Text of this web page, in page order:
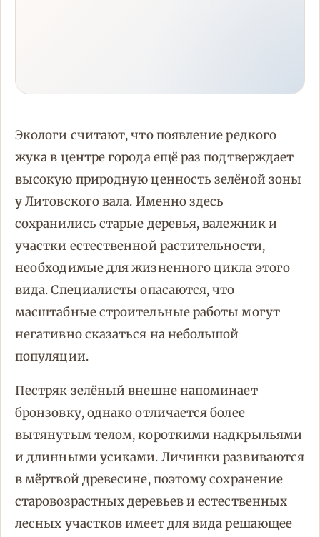
Экологи считают, что появление редкого
жука в центре города ещё раз подтверждает
высокую природную ценность зелёной зоны
у Литовского вала. Именно здесь
сохранились старые деревья, валежник и
участки естественной растительности,
необходимые для жизненного цикла этого
вида. Специалисты опасаются, что
масштабные строительные работы могут
негативно сказаться на небольшой
популяции.
Пестряк зелёный внешне напоминает
бронзовку, однако отличается более
вытянутым телом, короткими надкрыльями
и длинными усиками. Личинки развиваются
в мёртвой древесине, поэтому сохранение
старовозрастных деревьев и естественных
лесных участков имеет для вида решающее